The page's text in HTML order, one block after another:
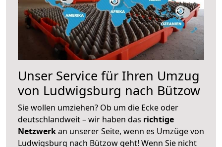
Unser Service für Ihren Umzug
von Ludwigsburg nach Bützow
Sie wollen umziehen? Ob um die Ecke oder
deutschlandweit – wir haben das richtige
Netzwerkan unserer Seite, wenn es Umzüge von
Ludwigsburg nach Bützow geht! Wenn Sie nicht